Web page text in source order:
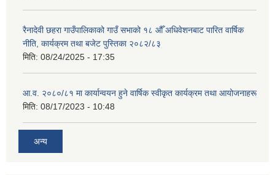
रैनादेवी छहरा गाउँपालिकाको गाउँ सभाको १८ औँ अधिवेशनबाट पारित वार्षिक
नीति, कार्यक्रम तथा बजेट पुस्तिका २०८२/८३
मिति: 08/24/2025 - 17:35
आ.व. २०८०/८१ मा कार्यान्वयन हुने वार्षिक स्वीकृत कार्यक्रम तथा आयोजनाहरू
मिति: 08/17/2023 - 10:48
अन्य